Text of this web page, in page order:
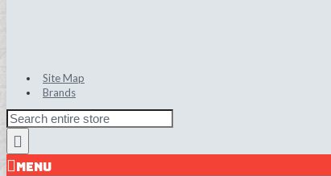
Site Map
Brands
MENU